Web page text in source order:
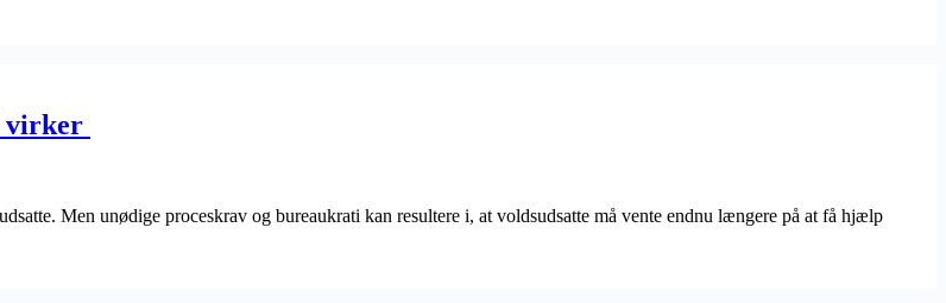
virker
Men unødige proceskrav og bureaukrati kan resultere i, at voldsudsatte må vente endnu længere på at få hjælp